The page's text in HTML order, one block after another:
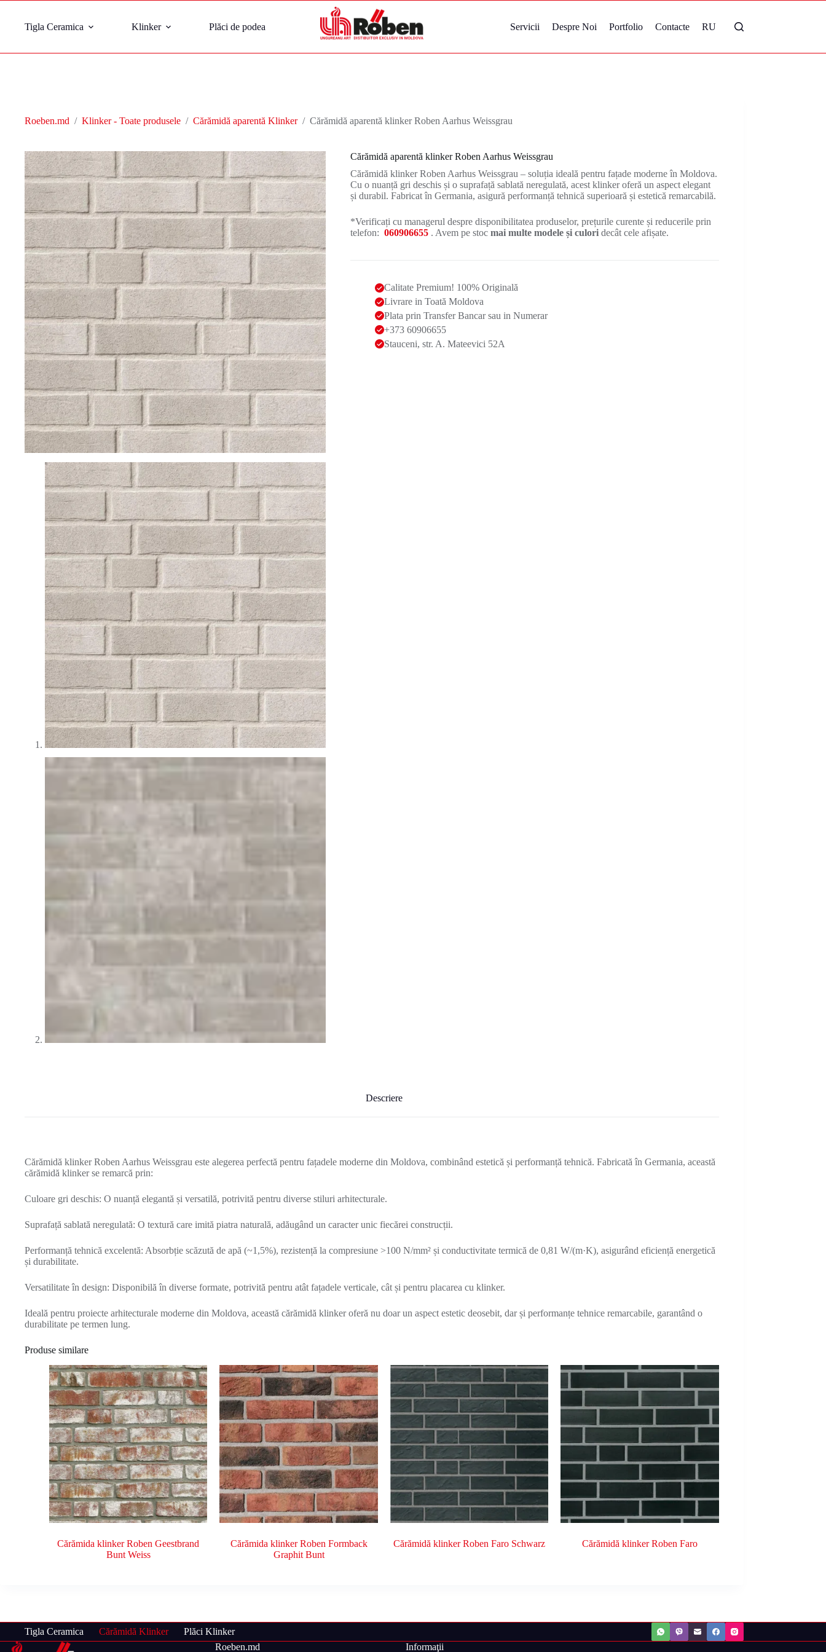
Tigla Ceramica Klinker Plăci de podea Servicii Despre Noi Portfolio Contacte RU
Roeben.md / Klinker - Toate produsele / Cărămidă aparentă Klinker / Cărămidă aparentă klinker Roben Aarhus Weissgrau
Cărămidă aparentă klinker Roben Aarhus Weissgrau
Cărămidă klinker Roben Aarhus Weissgrau – soluția ideală pentru fațade moderne în Moldova.
Cu o nuanță gri deschis și o suprafață sablată neregulată, acest klinker oferă un aspect elegant
și durabil. Fabricat în Germania, asigură performanță tehnică superioară și estetică remarcabilă.
*Verificați cu managerul despre disponibilitatea produselor, prețurile curente și reducerile prin
telefon:060906655 . Avem pe stocmai multe modele și culoridecât cele afișate.
Calitate Premium! 100% Originală
Livrare in Toată Moldova
Plata prin Transfer Bancar sau in Numerar
+373 60906655
Stauceni, str. A. Mateevici 52A
Descriere
Cărămidă klinker Roben Aarhus Weissgrau este alegerea perfectă pentru fațadele moderne din Moldova, combinând estetică și performanță tehnică. Fabricată în Germania, această
cărămidă klinker se remarcă prin:
Culoare gri deschis: O nuanță elegantă și versatilă, potrivită pentru diverse stiluri arhitecturale.
Suprafață sablată neregulată: O textură care imită piatra naturală, adăugând un caracter unic fiecărei construcții.
Performanță tehnică excelentă: Absorbție scăzută de apă (~1,5%), rezistență la compresiune >100 N/mm² și conductivitate termică de 0,81 W/(m·K), asigurând eficiență energetică
și durabilitate.
Versatilitate în design: Disponibilă în diverse formate, potrivită pentru atât fațadele verticale, cât și pentru placarea cu klinker.
Ideală pentru proiecte arhitecturale moderne din Moldova, această cărămidă klinker oferă nu doar un aspect estetic deosebit, dar și performanțe tehnice remarcabile, garantând o
durabilitate pe termen lung.
Produse similare
Cărămida klinker Roben Geestbrand
Bunt Weiss
Cărămida klinker Roben Formback
Graphit Bunt
Cărămidă klinker Roben Faro Schwarz Cărămidă klinker Roben Faro
Tigla Ceramica Cărămidă Klinker
Plăci Klinker
Roeben.md
Informaţii